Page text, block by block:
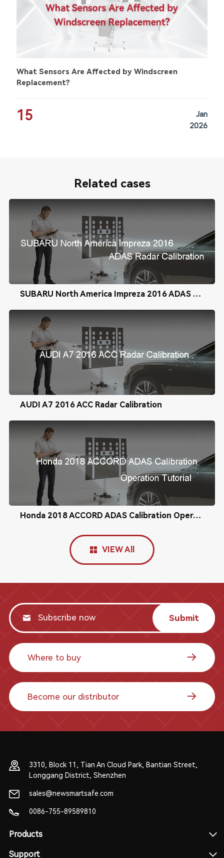
What Sensors Are Affected by Windscreen
Replacement?
15
Jan
2026
Related cases
SUBARU North America Impreza 2016 ADAS Radar Calibration
AUDI A7 2016 ACC Radar Calibration
Honda 2018 ACCORD ADAS Calibration Operation Tutorial
VIEW All
Submit
Where to buy
Become our distributor
3310, Block 11, Tian An Cloud Park, Bantian Street,
Longgang District, Shenzhen
sales@newsmartsafe.com
0086-755-89589810
Products
Support